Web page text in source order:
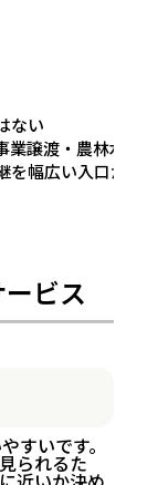
ない
業譲渡・農林水産
を幅広い入口から
ビス
すいです。
られるた